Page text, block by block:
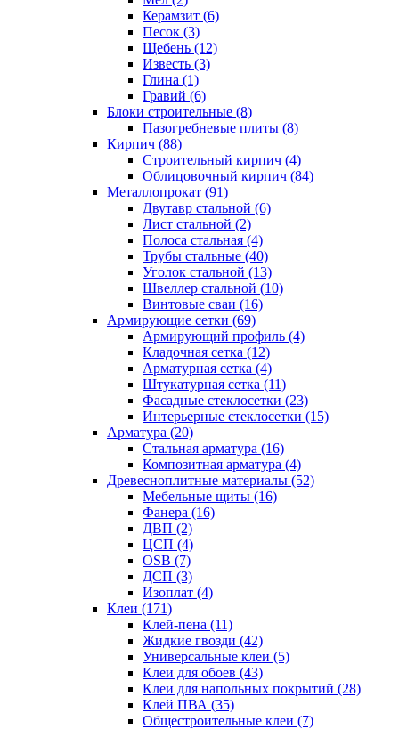
Керамзит (6)
Песок (3)
Щебень (12)
Известь (3)
Глина (1)
Гравий (6)
Блоки строительные (8)
Пазогребневые плиты (8)
Кирпич (88)
Строительный кирпич (4)
Облицовочный кирпич (84)
Металлопрокат (91)
Двутавр стальной (6)
Лист стальной (2)
Полоса стальная (4)
Трубы стальные (40)
Уголок стальной (13)
Швеллер стальной (10)
Винтовые сваи (16)
Армирующие сетки (69)
Армирующий профиль (4)
Кладочная сетка (12)
Арматурная сетка (4)
Штукатурная сетка (11)
Фасадные стеклосетки (23)
Интерьерные стеклосетки (15)
Арматура (20)
Стальная арматура (16)
Композитная арматура (4)
Древесноплитные материалы (52)
Мебельные щиты (16)
Фанера (16)
ДВП (2)
ЦСП (4)
OSB (7)
ДСП (3)
Изоплат (4)
Клеи (171)
Клей-пена (11)
Жидкие гвозди (42)
Универсальные клеи (5)
Клеи для обоев (43)
Клеи для напольных покрытий (28)
Клей ПВА (35)
Общестроительные клеи (7)